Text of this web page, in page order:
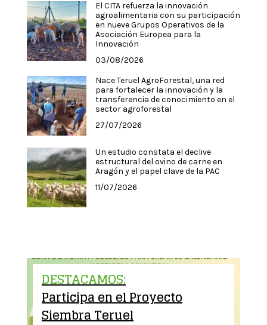
El CITA refuerza la innovación
agroalimentaria con su participación
en nueve Grupos Operativos de la
Asociación Europea para la
Innovación
03/08/2026
Nace Teruel AgroForestal, una red
para fortalecer la innovación y la
transferencia de conocimiento en el
sector agroforestal
27/07/2026
Un estudio constata el declive
estructural del ovino de carne en
Aragón y el papel clave de la PAC
11/07/2026
DESTACAMOS:
Participa en el Proyecto
Siembra Teruel